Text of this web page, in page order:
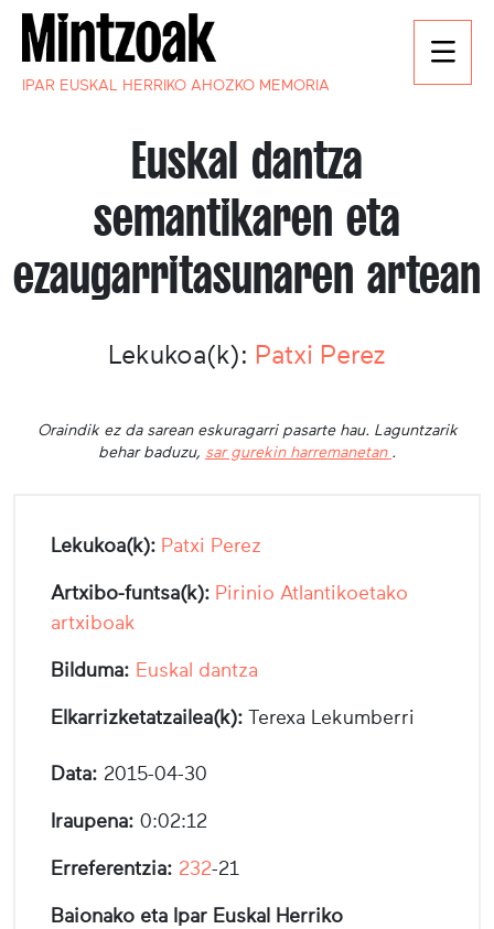
IPAR EUSKAL HERRIKO AHOZKO MEMORIA
Euskal dantza
semantikaren eta
ezaugarritasunaren artean
Lekukoa(k): Patxi Perez
Oraindik ez da sarean eskuragarri pasarte hau. Laguntzarik
behar baduzu, sar gurekin harremanetan .
Lekukoa(k): Patxi Perez
Artxibo-funtsa(k): Pirinio Atlantikoetako
artxiboak
Bilduma: Euskal dantza
Elkarrizketatzailea(k): Terexa Lekumberri
Data: 2015-04-30
Iraupena: 0:02:12
Erreferentzia: 232-21
Baionako eta Ipar Euskal Herriko